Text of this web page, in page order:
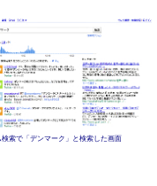
検索で「デンマーク」と検索した画面